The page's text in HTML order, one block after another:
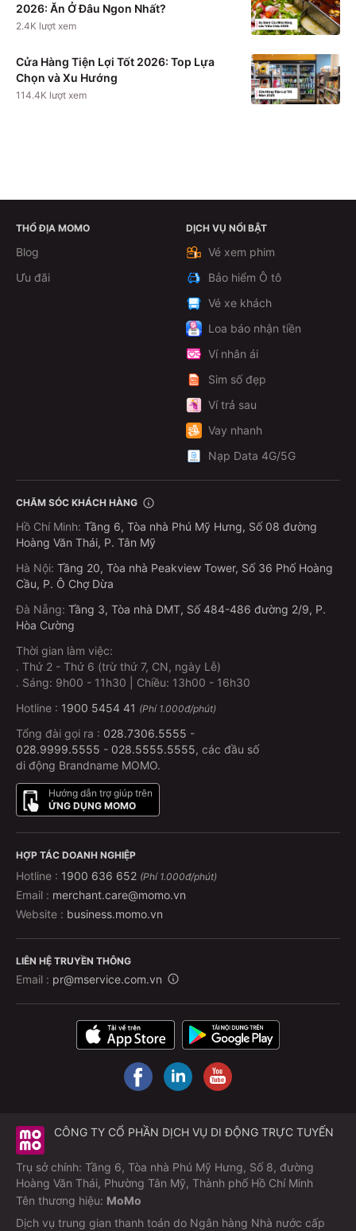
2026: Ăn Ở Đâu Ngon Nhất?
2.4K lượt xem
Cửa Hàng Tiện Lợi Tốt 2026: Top Lựa
Chọn và Xu Hướng
114.4K lượt xem
Xem chi tiết
THỔ ĐỊA MOMO
Blog
Ưu đãi
DỊCH VỤ NỔI BẬT
Vé xem phim
Bảo hiểm Ô tô
Vé xe khách
Loa báo nhận tiền
Ví nhân ái
Sim số đẹp
Ví trả sau
Vay nhanh
Nạp Data 4G/5G
CHĂM SÓC KHÁCH HÀNG
Hồ Chí Minh: Tầng 6, Tòa nhà Phú Mỹ Hưng, Số 08 đường
Hoàng Văn Thái, P. Tân Mỹ
Hà Nội: Tầng 20, Tòa nhà Peakview Tower, Số 36 Phố Hoàng
Cầu, P. Ô Chợ Dừa
Đà Nẵng: Tầng 3, Tòa nhà DMT, Số 484-486 đường 2/9, P.
Hòa Cường
Thời gian làm việc:
. Thứ 2 - Thứ 6 (trừ thứ 7, CN, ngày Lễ)
. Sáng: 9h00 - 11h30 | Chiều: 13h00 - 16h30
Hotline : 1900 5454 41 (Phí 1.000đ/phút)
Tổng đài gọi ra : 028.7306.5555 -
028.9999.5555 - 028.5555.5555, các đầu số
di động Brandname MOMO.
Hướng dẫn trợ giúp trên
ỨNG DỤNG MOMO
HỢP TÁC DOANH NGHIỆP
Hotline : 1900 636 652 (Phí 1.000đ/phút)
Email : merchant.care@momo.vn
Website : business.momo.vn
LIÊN HỆ TRUYỀN THÔNG
Email : pr@mservice.com.vn
CÔNG TY CỔ PHẦN DỊCH VỤ DI ĐỘNG TRỰC TUYẾN
Trụ sở chính: Tầng 6, Tòa nhà Phú Mỹ Hưng, Số 8, đường
Hoàng Văn Thái, Phường Tân Mỹ, Thành phố Hồ Chí Minh
Tên thương hiệu: MoMo
Dịch vụ trung gian thanh toán do Ngân hàng Nhà nước cấp